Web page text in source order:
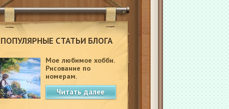
ПОПУЛЯРНЫЕ СТАТЬИ БЛОГА
Мое любимое хобби.
Рисование по
номерам.
Читать далее